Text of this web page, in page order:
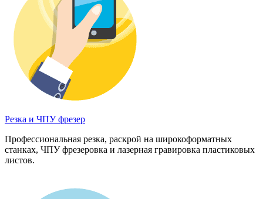
Резка и ЧПУ фрезер
Профессиональная резка, раскрой на широкоформатных
станках, ЧПУ фрезеровка и лазерная гравировка пластиковых
листов.